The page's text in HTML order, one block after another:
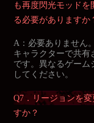
も再度閃光モッド
る必要がありますか
A：必要ありません
キャラクターで共有
です。異なるゲーム
してください。
Q7．リージョンを
すか？